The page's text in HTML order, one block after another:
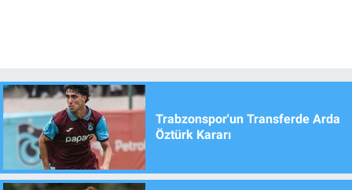
Trabzonspor'un Transferde Arda
Öztürk Kararı